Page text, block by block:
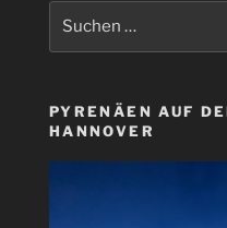
PYRENÄEN AUF
HANNOVER